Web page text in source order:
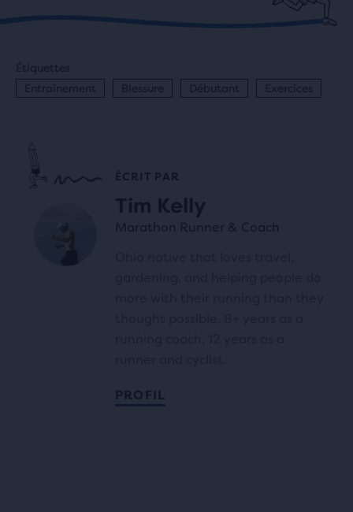
Étiquettes
Entraînement
Blessure Débutant Exercices
ÉCRIT PAR
Tim Kelly
Marathon Runner & Coach
PROFIL